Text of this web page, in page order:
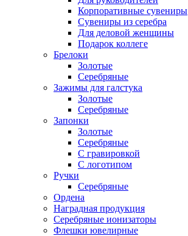
Корпоративные сувениры
Сувениры из серебра
Для деловой женщины
Подарок коллеге
Брелоки
Золотые
Серебряные
Зажимы для галстука
Золотые
Серебряные
Запонки
Золотые
Серебряные
С гравировкой
С логотипом
Ручки
Серебряные
Ордена
Наградная продукция
Серебряные ионизаторы
Флешки ювелирные